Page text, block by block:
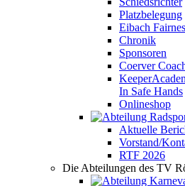
Platzbelegung
Eibach
Chronik
Sponsoren
Coerver
In Safe Hands
Onlineshop
Aktuelle
Vorstand/
RTF 2026
Die Abteilungen des TV